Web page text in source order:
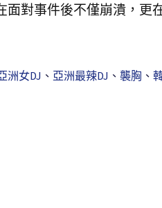
面對事件後不僅崩潰，更
洲女DJ 、 亞洲最辣DJ 、 襲胸 、